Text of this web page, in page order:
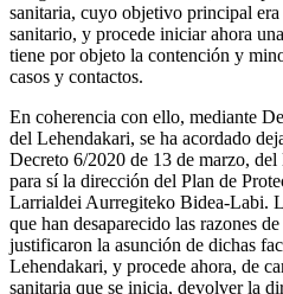
sanitaria, cuyo objetivo principal
sanitario, y procede iniciar ahora
tiene por objeto la contención y
casos y contactos.
En coherencia con ello, mediante
del Lehendakari, se ha acordado
Decreto 6/2020 de 13 de marzo,
para sí la dirección del Plan de
Larrialdei Aurregiteko Bidea-Labi.
que han desaparecido las razones
justificaron la asunción de dichas
Lehendakari, y procede ahora, de
sanitaria que se inicia, devolver la